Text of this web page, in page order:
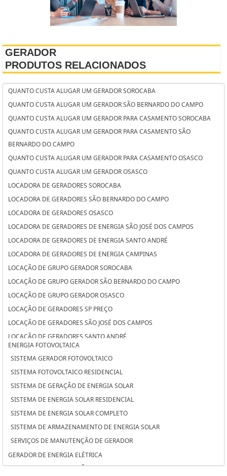
GERADOR
PRODUTOS RELACIONADOS
QUANTO CUSTA ALUGAR UM GERADOR SOROCABA
QUANTO CUSTA ALUGAR UM GERADOR SÃO BERNARDO DO CAMPO
QUANTO CUSTA ALUGAR UM GERADOR PARA CASAMENTO SOROCABA
QUANTO CUSTA ALUGAR UM GERADOR PARA CASAMENTO SÃO
BERNARDO DO CAMPO
QUANTO CUSTA ALUGAR UM GERADOR PARA CASAMENTO OSASCO
QUANTO CUSTA ALUGAR UM GERADOR OSASCO
LOCADORA DE GERADORES SOROCABA
LOCADORA DE GERADORES SÃO BERNARDO DO CAMPO
LOCADORA DE GERADORES OSASCO
LOCADORA DE GERADORES DE ENERGIA SÃO JOSÉ DOS CAMPOS
LOCADORA DE GERADORES DE ENERGIA SANTO ANDRÉ
LOCADORA DE GERADORES DE ENERGIA CAMPINAS
LOCAÇÃO DE GRUPO GERADOR SOROCABA
LOCAÇÃO DE GRUPO GERADOR SÃO BERNARDO DO CAMPO
LOCAÇÃO DE GRUPO GERADOR OSASCO
LOCAÇÃO DE GERADORES SP PREÇO
LOCAÇÃO DE GERADORES SÃO JOSÉ DOS CAMPOS
LOCAÇÃO DE GERADORES SANTO ANDRÉ
LOCAÇÃO DE GERADORES PARA CASAMENTO SÃO JOSÉ DOS CAMPOS
LOCAÇÃO DE GERADORES DE ENERGIA SOROCABA
LOCAÇÃO DE GERADORES DE ENERGIA A DIESEL SANTO ANDRÉ
LOCAÇÃO DE GERADORES DE ENERGIA A DIESEL CAMPINAS
ENERGIA FOTOVOLTAICA
SISTEMA GERADOR FOTOVOLTAICO
SISTEMA FOTOVOLTAICO RESIDENCIAL
SISTEMA DE GERAÇÃO DE ENERGIA SOLAR
SISTEMA DE ENERGIA SOLAR RESIDENCIAL
SISTEMA DE ENERGIA SOLAR COMPLETO
SISTEMA DE ARMAZENAMENTO DE ENERGIA SOLAR
SERVIÇOS DE MANUTENÇÃO DE GERADOR
GERADOR DE ENERGIA ELÉTRICA
SERVIÇO DE MANUTENÇÃO DE GRUPOS GERADORES